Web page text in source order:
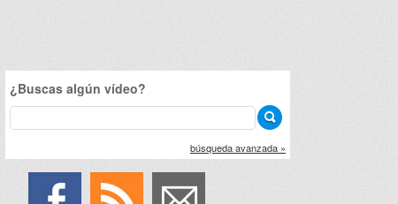
¿Buscas algún vídeo?
búsqueda avanzada »